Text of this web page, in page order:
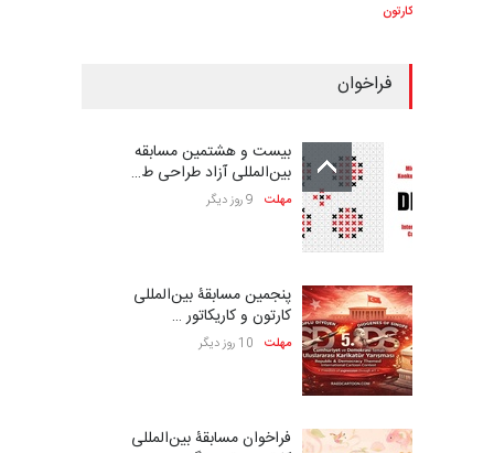
کارتون
فراخوان
بیست و هشتمین مسابقه
بین‌المللی آزاد طراحی ط…
مهلت 9 روز دیگر
پنجمین مسابقۀ بین‌المللی
کارتون و کاریکاتور …
مهلت 10 روز دیگر
فراخوان مسابقۀ بین‌المللی